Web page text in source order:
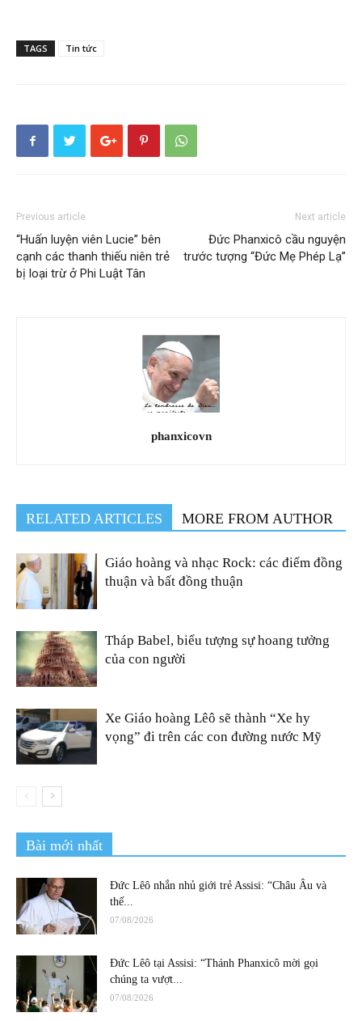
TAGS Tin tức
Previous article
“Huấn luyện viên Lucie” bên
cạnh các thanh thiếu niên trẻ
bị loại trừ ở Phi Luật Tân
Next article
Đức Phanxicô cầu nguyện
trước tượng “Đức Mẹ Phép Lạ”
phanxicovn
RELATED ARTICLES MORE FROM AUTHOR
Giáo hoàng và nhạc Rock: các điểm đồng
thuận và bất đồng thuận
Tháp Babel, biểu tượng sự hoang tưởng
của con người
Xe Giáo hoàng Lêô sẽ thành “Xe hy
vọng” đi trên các con đường nước Mỹ
Bài mới nhất
Đức Lêô nhắn nhủ giới trẻ Assisi: “Châu Âu và
thế...
07/08/2026
Đức Lêô tại Assisi: “Thánh Phanxicô mời gọi
chúng ta vượt...
07/08/2026